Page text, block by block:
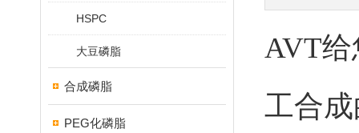
HSPC
大豆磷脂
合成磷脂
PEG化磷脂
AVT
工合